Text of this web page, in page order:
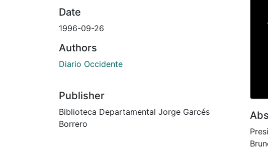
Date
1996-09-26
Authors
Diario Occidente
Publisher
Biblioteca Departamental Jorge Garcés
Borrero